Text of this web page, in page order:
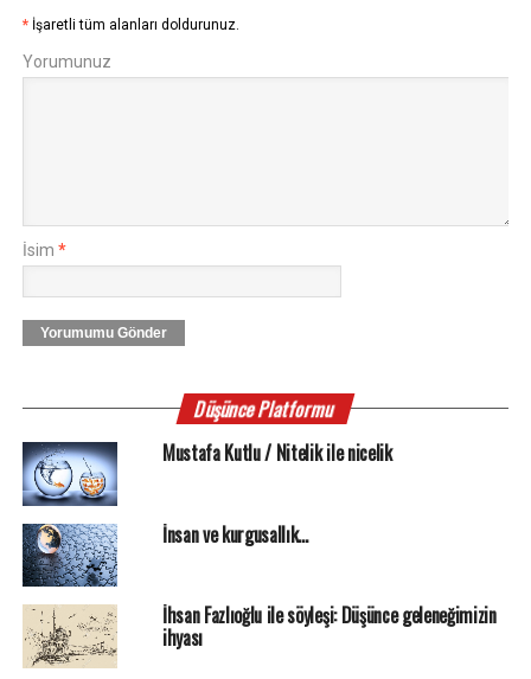
* İşaretli tüm alanları doldurunuz.
Yorumunuz
İsim *
Yorumumu Gönder
Düşünce Platformu
Mustafa Kutlu / Nitelik ile nicelik
İnsan ve kurgusallık…
İhsan Fazlıoğlu ile söyleşi: Düşünce geleneğimizin
ihyası